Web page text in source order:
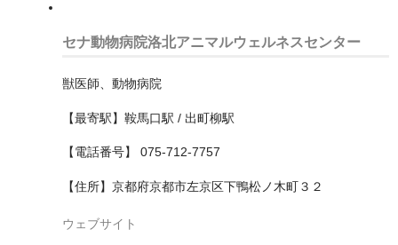
富田林市
寝屋川市
セナ動物病院洛北アニマルウェルネスセンター
獣医師、動物病院
【最寄駅】鞍馬口駅 / 出町柳駅
【電話番号】 075-712-7757
【住所】京都府京都市左京区下鴨松ノ木町３２
ウェブサイト